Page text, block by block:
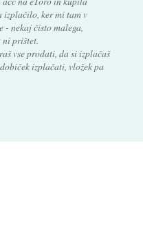
izplačilo, ker mi tam v
- nekaj čisto malega,
ni prištet.
vse prodati, da si izplačaš
izplačati, vložek pa